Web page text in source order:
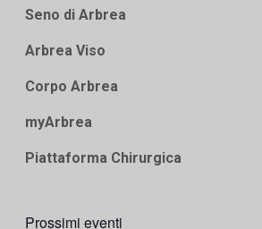
Seno di Arbrea
Arbrea Viso
Corpo Arbrea
myArbrea
Piattaforma Chirurgica
Prossimi eventi